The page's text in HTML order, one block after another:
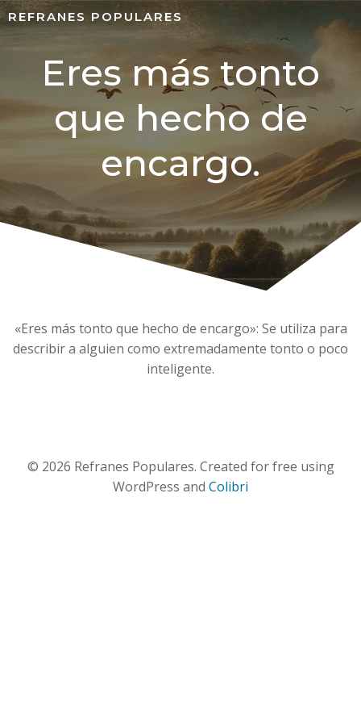
REFRANES POPULARES
Eres más tonto
que hecho de
encargo.
«Eres más tonto que hecho de encargo»: Se utiliza para
describir a alguien como extremadamente tonto o poco
inteligente.
© 2026 Refranes Populares. Created for free using
WordPress and Colibri